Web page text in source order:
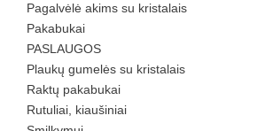
Pagalvėlė akims su kristalais
Pakabukai
PASLAUGOS
Plaukų gumelės su kristalais
Raktų pakabukai
Rutuliai, kiaušiniai